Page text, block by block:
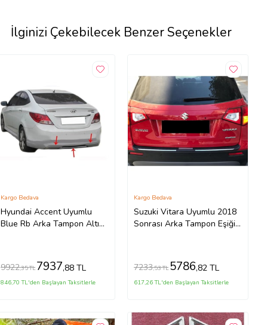
İlginizi Çekebilecek Benzer Seçenekler
Hyundai Accent Uyumlu
Blue Rb Arka Tampon Altı
Kargo Bedava
9922,35 TL 7937,88 TL
846,70 TL'den Başlayan Taksitlerle
Suzuki Vitara Uyumlu 2018
Sonrası Arka Tampon Eşiği
Kargo Bedava
7233,53 TL 5786,82 TL
617,26 TL'den Başlayan Taksitlerle